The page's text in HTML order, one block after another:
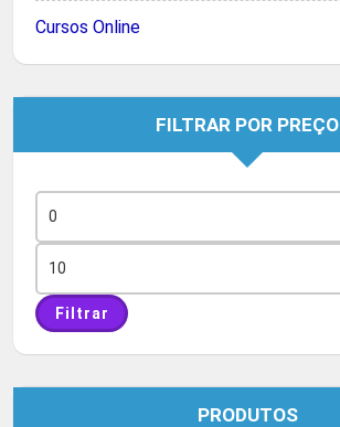
Cursos Online
FILTRAR POR PREÇO
mínimo
máximo
Filtrar
PRODUTOS